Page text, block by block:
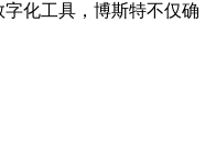
字化工具，博斯特不仅确